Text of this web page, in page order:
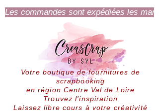
Les commandes sont expédiées les
Votre boutique de fournitures de
scrapbooking
en région Centre Val de Loire
Trouvez l'inspiration
Laissez libre cours à votre créativité